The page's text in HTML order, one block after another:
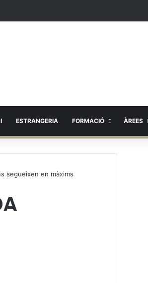
ESTRANGERIA FORMACIÓ ÀREES
segueixen en màxims